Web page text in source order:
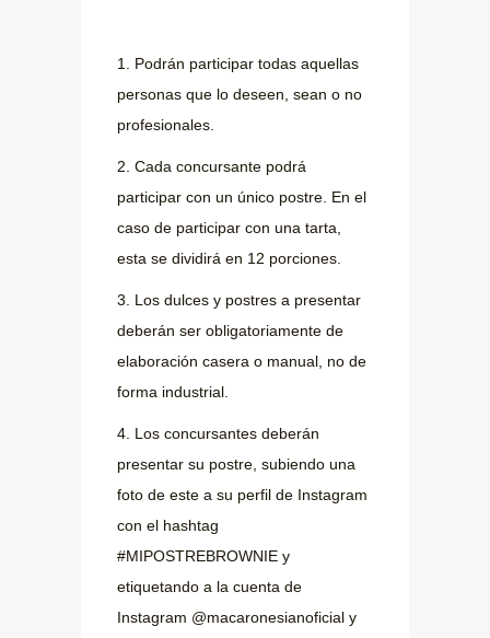
1. Podrán participar todas aquellas
personas que lo deseen, sean o no
profesionales.
2. Cada concursante podrá
participar con un único postre. En el
caso de participar con una tarta,
esta se dividirá en 12 porciones.
3. Los dulces y postres a presentar
deberán ser obligatoriamente de
elaboración casera o manual, no de
forma industrial.
4. Los concursantes deberán
presentar su postre, subiendo una
foto de este a su perfil de Instagram
con el hashtag
#MIPOSTREBROWNIE y
etiquetando a la cuenta de
Instagram @macaronesianoficial y